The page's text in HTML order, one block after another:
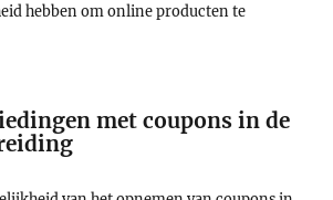
hebben om online producten te
met coupons in de